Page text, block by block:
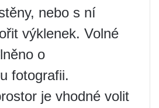
nebo s ní
výklenek. Volné
o
fotografii.
je vhodné volit